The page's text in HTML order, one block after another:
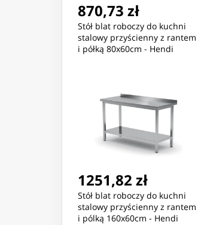
870,73 zł
Stół blat roboczy do kuchni
stalowy przyścienny z rantem
i półką 80x60cm - Hendi
1251,82 zł
Stół blat roboczy do kuchni
stalowy przyścienny z rantem
i pólką 160x60cm - Hendi